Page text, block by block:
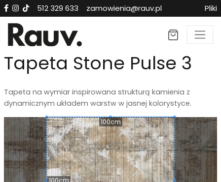
512 329 633 zamowienia@rauv.pl Pliki
Tapeta Stone Pulse 3
Tapeta na wymiar inspirowana strukturą kamienia z
dynamicznym układem warstw w jasnej kolorystyce.
100cm
×